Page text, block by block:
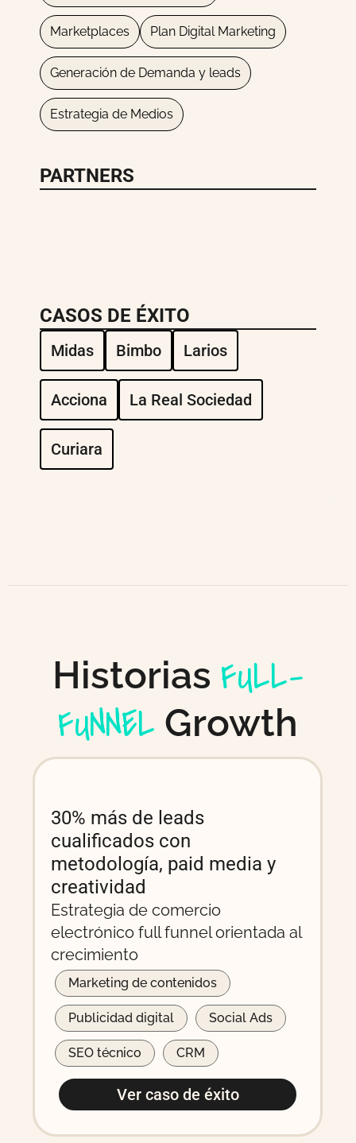
Marketplaces Plan Digital Marketing
Generación de Demanda y leads
Estrategia de Medios
PARTNERS
CASOS DE ÉXITO
Midas Bimbo Larios
Acciona La Real Sociedad
Curiara
Historias FULL-
FUNNEL Growth
30% más de leads
cualificados con
metodología, paid media y
creatividad
Estrategia de comercio
electrónico full funnel orientada al
crecimiento
Marketing de contenidos
Publicidad digital Social Ads
SEO técnico CRM
Ver caso de éxito